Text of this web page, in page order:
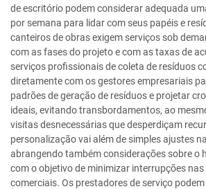
de escritório podem considerar adequada
por semana para lidar com seus papéis e
canteiros de obras exigem serviços sob
com as fases do projeto e com as taxas de
serviços profissionais de coleta de resíduos
diretamente com os gestores empresariais
padrões de geração de resíduos e projetar
ideais, evitando transbordamentos, ao
visitas desnecessárias que desperdiçam
personalização vai além de simples ajustes
abrangendo também considerações sobre o
com o objetivo de minimizar interrupções
comerciais. Os prestadores de serviço